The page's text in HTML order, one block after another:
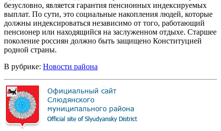
безусловно, является гарантия пенсионных индексируемых
выплат. По сути, это социальные накопления людей, которые
должны индексироваться независимо от того, работающий
пенсионер или находящийся на заслуженном отдыхе. Старшее
поколение россиян должно быть защищено Конституцией
родной страны.
В рубрике: Новости района